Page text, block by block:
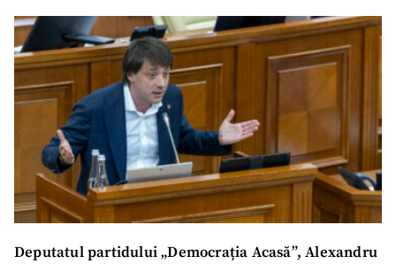
SUSȚINE
Deputatul partidului „Democrația Acasă”, Alexandru